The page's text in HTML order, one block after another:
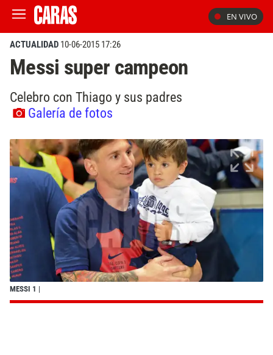
EN VIVO
ACTUALIDAD 10-06-2015 17:26
Messi super campeon
Celebro con Thiago y sus padres
Galería de fotos
MESSI 1 |